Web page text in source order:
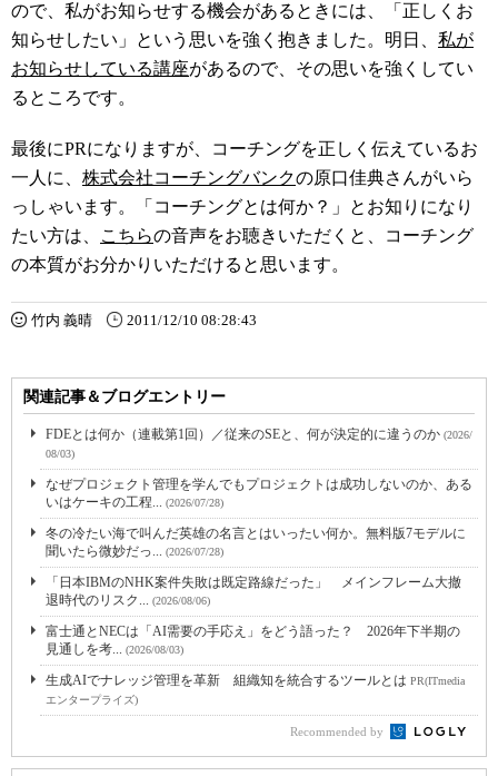
ので、私がお知らせする機会があるときには、「正しくお
知らせしたい」という思いを強く抱きました。明日、 私が
お知らせしている講座があるので、その思いを強くしてい
るところです。
最後にPRになりますが、コーチングを正しく伝えているお
一人に、 株式会社コーチングバンクの原口佳典さんがいら
っしゃいます。「コーチングとは何か？」とお知りになり
たい方は、
こちらの音声をお聴きいただくと、コーチング
の本質がお分かりいただけると思います。
竹内 義晴 2011/12/10 08:28:43
関連記事＆ブログエントリー
FDEとは何か（連載第1回）／従来のSEと、何が決定的に違うのか (2026/
08/03)
なぜプロジェクト管理を学んでもプロジェクトは成功しないのか、ある
いはケーキの工程... (2026/07/28)
冬の冷たい海で叫んだ英雄の名言とはいったい何か。無料版7モデルに
聞いたら微妙だっ... (2026/07/28)
「日本IBMのNHK案件失敗は既定路線だった」 メインフレーム大撤
退時代のリスク... (2026/08/06)
富士通とNECは「AI需要の手応え」をどう語った？ 2026年下半期の
見通しを考... (2026/08/03)
生成AIでナレッジ管理を革新 組織知を統合するツールとは PR(ITmedia
エンタープライズ)
Recommended by